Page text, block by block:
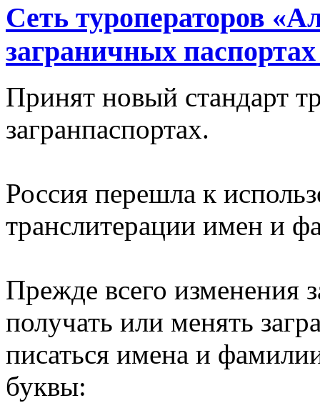
Сеть туроператоров
заграничных
Принят новый стандарт
загранпаспортах.
Россия перешла к
транслитерации имен и
Прежде всего изменения
получать или менять
писаться имена и
буквы: